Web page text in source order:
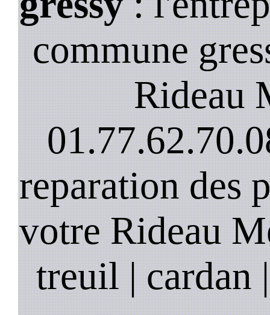
commune
Rideau
reparation des
votre Rideau
treuil | cardan